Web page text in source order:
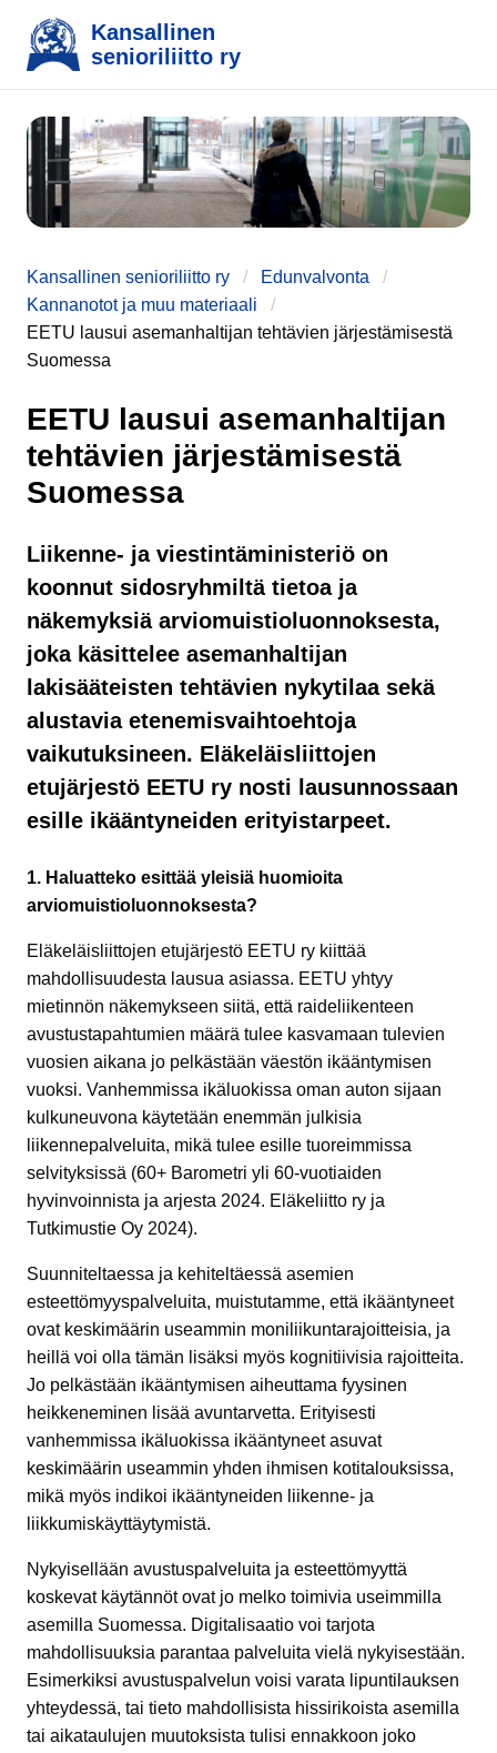
Kansallinen
senioriliitto ry
Kansallinen senioriliitto ry
Edunvalvonta
Kannanotot ja muu materiaali
EETU lausui asemanhaltijan tehtävien järjestämisestä
Suomessa
EETU lausui asemanhaltijan
tehtävien järjestämisestä
Suomessa
Liikenne- ja viestintäministeriö on
koonnut sidosryhmiltä tietoa ja
näkemyksiä arviomuistioluonnoksesta,
joka käsittelee asemanhaltijan
lakisääteisten tehtävien nykytilaa sekä
alustavia etenemisvaihtoehtoja
vaikutuksineen. Eläkeläisliittojen
etujärjestö EETU ry nosti lausunnossaan
esille ikääntyneiden erityistarpeet.
1. Haluatteko esittää yleisiä huomioita
arviomuistioluonnoksesta?
Eläkeläisliittojen etujärjestö EETU ry kiittää
mahdollisuudesta lausua asiassa. EETU yhtyy
mietinnön näkemykseen siitä, että raideliikenteen
avustustapahtumien määrä tulee kasvamaan tulevien
vuosien aikana jo pelkästään väestön ikääntymisen
vuoksi. Vanhemmissa ikäluokissa oman auton sijaan
kulkuneuvona käytetään enemmän julkisia
liikennepalveluita, mikä tulee esille tuoreimmissa
selvityksissä (60+ Barometri yli 60-vuotiaiden
hyvinvoinnista ja arjesta 2024. Eläkeliitto ry ja
Tutkimustie Oy 2024).
Suunniteltaessa ja kehiteltäessä asemien
esteettömyyspalveluita, muistutamme, että ikääntyneet
ovat keskimäärin useammin moniliikuntarajoitteisia, ja
heillä voi olla tämän lisäksi myös kognitiivisia rajoitteita.
Jo pelkästään ikääntymisen aiheuttama fyysinen
heikkeneminen lisää avuntarvetta. Erityisesti
vanhemmissa ikäluokissa ikääntyneet asuvat
keskimäärin useammin yhden ihmisen kotitalouksissa,
mikä myös indikoi ikääntyneiden liikenne- ja
liikkumiskäyttäytymistä.
Nykyisellään avustuspalveluita ja esteettömyyttä
koskevat käytännöt ovat jo melko toimivia useimmilla
asemilla Suomessa. Digitalisaatio voi tarjota
mahdollisuuksia parantaa palveluita vielä nykyisestään.
Esimerkiksi avustuspalvelun voisi varata lipuntilauksen
yhteydessä, tai tieto mahdollisista hissirikoista asemilla
tai aikataulujen muutoksista tulisi ennakkoon joko